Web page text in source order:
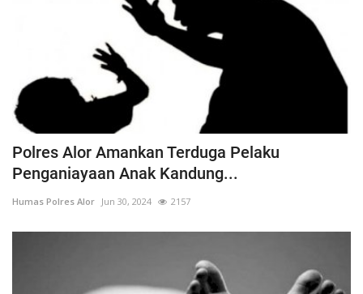
Polres Alor Amankan Terduga Pelaku
Penganiayaan Anak Kandung...
Humas Polres Alor Jun 30, 2024 2157